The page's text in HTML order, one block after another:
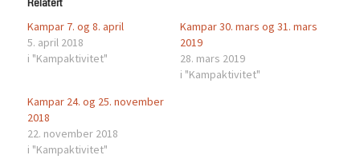
Relatert
Kampar 7. og 8. april
5. april 2018
i "Kampaktivitet"
Kampar 30. mars og 31. mars
2019
28. mars 2019
i "Kampaktivitet"
Kampar 24. og 25. november
2018
22. november 2018
i "Kampaktivitet"